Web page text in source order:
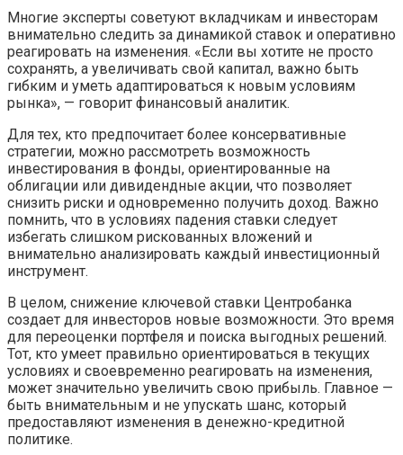
Многие эксперты советуют вкладчикам и инвесторам
внимательно следить за динамикой ставок и оперативно
реагировать на изменения. «Если вы хотите не просто
сохранять, а увеличивать свой капитал, важно быть
гибким и уметь адаптироваться к новым условиям
рынка», — говорит финансовый аналитик.
Для тех, кто предпочитает более консервативные
стратегии, можно рассмотреть возможность
инвестирования в фонды, ориентированные на
облигации или дивидендные акции, что позволяет
снизить риски и одновременно получить доход. Важно
помнить, что в условиях падения ставки следует
избегать слишком рискованных вложений и
внимательно анализировать каждый инвестиционный
инструмент.
В целом, снижение ключевой ставки Центробанка
создает для инвесторов новые возможности. Это время
для переоценки портфеля и поиска выгодных решений.
Тот, кто умеет правильно ориентироваться в текущих
условиях и своевременно реагировать на изменения,
может значительно увеличить свою прибыль. Главное —
быть внимательным и не упускать шанс, который
предоставляют изменения в денежно-кредитной
политике.